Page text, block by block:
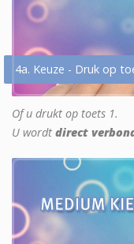
4a. Keuze - Druk op
Of u drukt op toets 1.
U wordt direct